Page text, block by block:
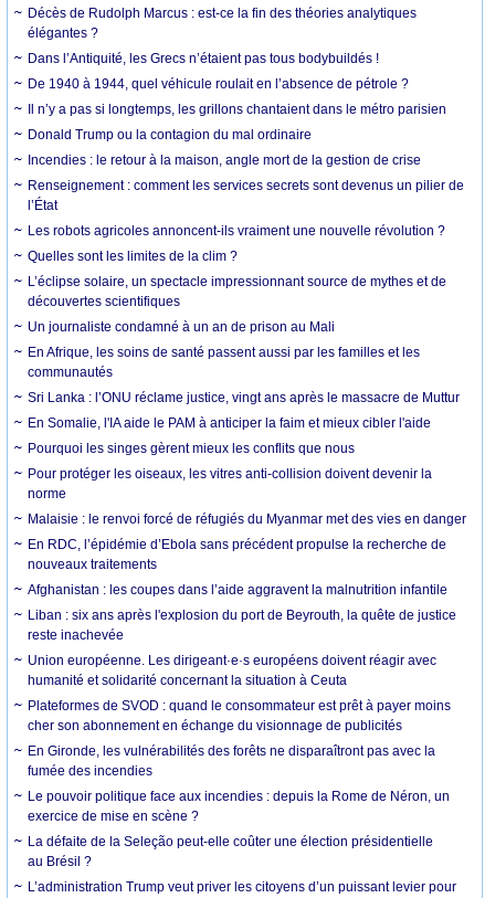
Décès de Rudolph Marcus : est-ce la fin des théories analytiques
élégantes ?
Dans l’Antiquité, les Grecs n’étaient pas tous bodybuildés !
De 1940 à 1944, quel véhicule roulait en l’absence de pétrole ?
Il n’y a pas si longtemps, les grillons chantaient dans le métro parisien
Donald Trump ou la contagion du mal ordinaire
Incendies : le retour à la maison, angle mort de la gestion de crise
Renseignement : comment les services secrets sont devenus un pilier de
l’État
Les robots agricoles annoncent-ils vraiment une nouvelle révolution ?
Quelles sont les limites de la clim ?
L’éclipse solaire, un spectacle impressionnant source de mythes et de
découvertes scientifiques
Un journaliste condamné à un an de prison au Mali
En Afrique, les soins de santé passent aussi par les familles et les
communautés
Sri Lanka : l’ONU réclame justice, vingt ans après le massacre de Muttur
En Somalie, l'IA aide le PAM à anticiper la faim et mieux cibler l'aide
Pourquoi les singes gèrent mieux les conflits que nous
Pour protéger les oiseaux, les vitres anti-collision doivent devenir la
norme
Malaisie : le renvoi forcé de réfugiés du Myanmar met des vies en danger
En RDC, l’épidémie d’Ebola sans précédent propulse la recherche de
nouveaux traitements
Afghanistan : les coupes dans l’aide aggravent la malnutrition infantile
Liban : six ans après l'explosion du port de Beyrouth, la quête de justice
reste inachevée
Union européenne. Les dirigeant·e·s européens doivent réagir avec
humanité et solidarité concernant la situation à Ceuta
Plateformes de SVOD : quand le consommateur est prêt à payer moins
cher son abonnement en échange du visionnage de publicités
En Gironde, les vulnérabilités des forêts ne disparaîtront pas avec la
fumée des incendies
Le pouvoir politique face aux incendies : depuis la Rome de Néron, un
exercice de mise en scène ?
La défaite de la Seleção peut-elle coûter une élection présidentielle
au Brésil ?
L’administration Trump veut priver les citoyens d’un puissant levier pour